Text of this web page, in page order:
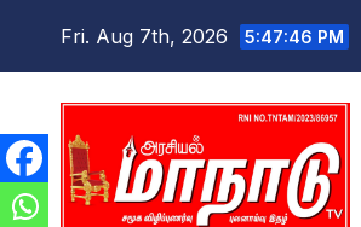
Fri. Aug 7th, 2026 5:47:47 PM